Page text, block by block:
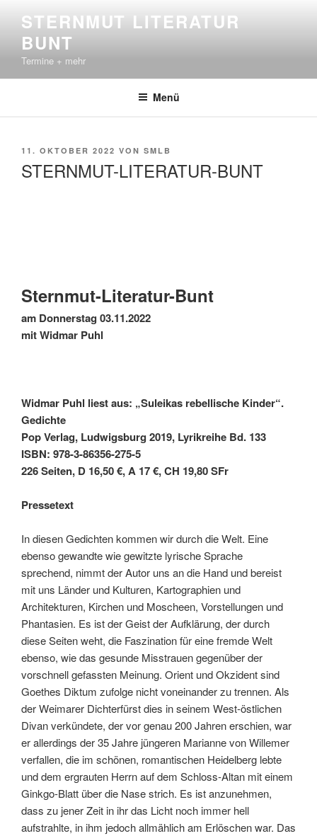
Inhalt
springen
STERNMUT LITERATUR
BUNT
Termine + mehr
Menü
VERÖFFENTLICHT
11. OKTOBER 2022 VON SMLB
STERNMUT-LITERATUR-BUNT
Sternmut-Literatur-Bunt
am Donnerstag 03.11.2022
mit Widmar Puhl
Widmar Puhl liest aus: „Suleikas rebellische Kinder“.
Gedichte
Pop Verlag, Ludwigsburg 2019, Lyrikreihe Bd. 133
ISBN: 978-3-86356-275-5
226 Seiten, D 16,50 €, A 17 €, CH 19,80 SFr
Pressetext
In diesen Gedichten kommen wir durch die Welt. Eine
ebenso gewandte wie gewitzte lyrische Sprache
sprechend, nimmt der Autor uns an die Hand und bereist
mit uns Länder und Kulturen, Kartographien und
Architekturen, Kirchen und Moscheen, Vorstellungen und
Phantasien. Es ist der Geist der Aufklärung, der durch
diese Seiten weht, die Faszination für eine fremde Welt
ebenso, wie das gesunde Misstrauen gegenüber der
vorschnell gefassten Meinung. Orient und Okzident sind
Goethes Diktum zufolge nicht voneinander zu trennen. Als
der Weimarer Dichterfürst dies in seinem West-östlichen
Divan verkündete, der vor genau 200 Jahren erschien, war
er allerdings der 35 Jahre jüngeren Marianne von Willemer
verfallen, die im schönen, romantischen Heidelberg lebte
und dem ergrauten Herrn auf dem Schloss-Altan mit einem
Ginkgo-Blatt über die Nase strich. Es ist anzunehmen,
dass zu jener Zeit in ihr das Licht noch immer hell
aufstrahlte, in ihm jedoch allmählich am Erlöschen war. Das